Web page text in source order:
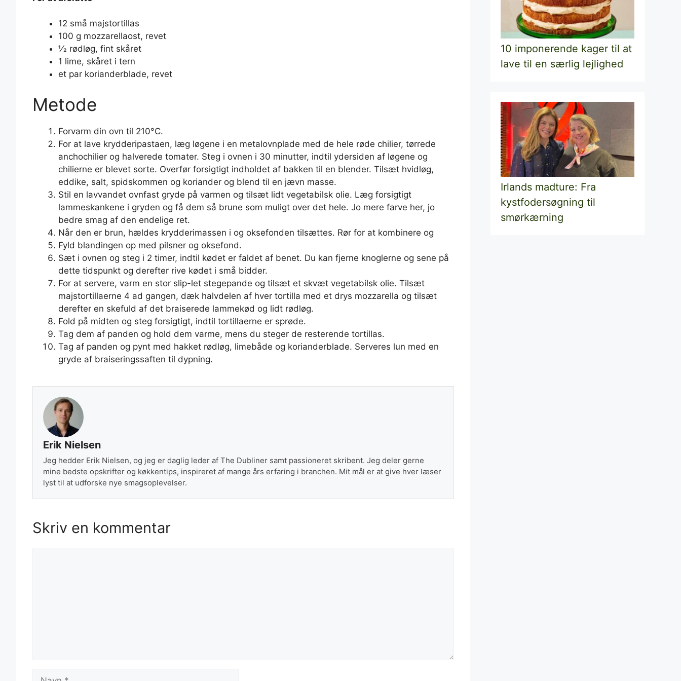
12 små majstortillas
100 g mozzarellaost, revet
1⁄2 rødløg, fint skåret
1 lime, skåret i tern
et par korianderblade, revet
Metode
Forvarm din ovn til 210°C.
For at lave krydderipastaen, læg løgene i en metalovnplade med de hele røde chilier, tørrede
anchochilier og halverede tomater. Steg i ovnen i 30 minutter, indtil ydersiden af ​​løgene og
chilierne er blevet sorte. Overfør forsigtigt indholdet af bakken til en blender. Tilsæt hvidløg,
eddike, salt, spidskommen og koriander og blend til en jævn masse.
Stil en lavvandet ovnfast gryde på varmen og tilsæt lidt vegetabilsk olie. Læg forsigtigt
lammeskankene i gryden og få dem så brune som muligt over det hele. Jo mere farve her, jo
bedre smag af den endelige ret.
Når den er brun, hældes krydderimassen i og oksefonden tilsættes. Rør for at kombinere og
Fyld blandingen op med pilsner og oksefond.
Sæt i ovnen og steg i 2 timer, indtil kødet er faldet af benet. Du kan fjerne knoglerne og sene på
dette tidspunkt og derefter rive kødet i små bidder.
For at servere, varm en stor slip-let stegepande og tilsæt et skvæt vegetabilsk olie. Tilsæt
majstortillaerne 4 ad gangen, dæk halvdelen af ​​hver tortilla med et drys mozzarella og tilsæt
derefter en skefuld af det braiserede lammekød og lidt rødløg.
Fold på midten og steg forsigtigt, indtil tortillaerne er sprøde.
Tag dem af panden og hold dem varme, mens du steger de resterende tortillas.
Tag af panden og pynt med hakket rødløg, limebåde og korianderblade. Serveres lun med en
gryde af braiseringssaften til dypning.
Erik Nielsen
Jeg hedder Erik Nielsen, og jeg er daglig leder af The Dubliner samt passioneret skribent. Jeg deler gerne
mine bedste opskrifter og køkkentips, inspireret af mange års erfaring i branchen. Mit mål er at give hver læser
lyst til at udforske nye smagsoplevelser.
Skriv en kommentar
10 imponerende kager til at
lave til en særlig lejlighed
Irlands madture: Fra
kystfodersøgning til
smørkærning